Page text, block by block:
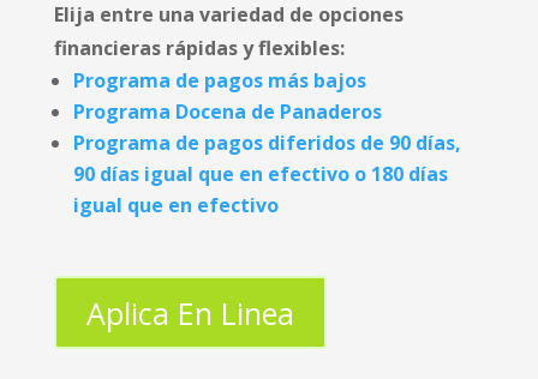
Elija entre una variedad de opciones
financieras rápidas y flexibles:
Programa de pagos más bajos
Programa Docena de Panaderos
Programa de pagos diferidos de 90 días,
90 días igual que en efectivo o 180 días
igual que en efectivo
Aplica En Linea